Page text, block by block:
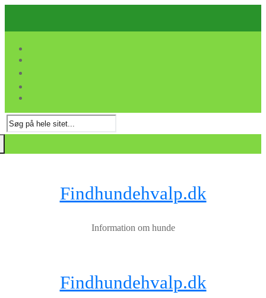
indhold
Søg
efter:
Findhundehvalp.dk
Information om hunde
Findhundehvalp.dk